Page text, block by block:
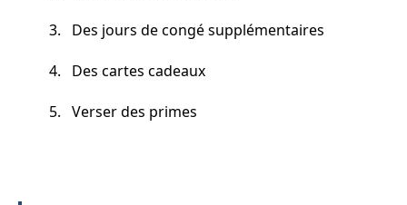
3. Des jours de congé supplémentaires
4. Des cartes cadeaux
5. Verser des primes